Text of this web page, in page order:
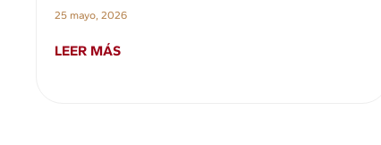
25 mayo, 2026
LEER MÁS